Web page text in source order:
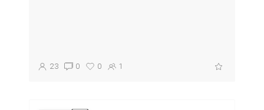
23 0 0 1